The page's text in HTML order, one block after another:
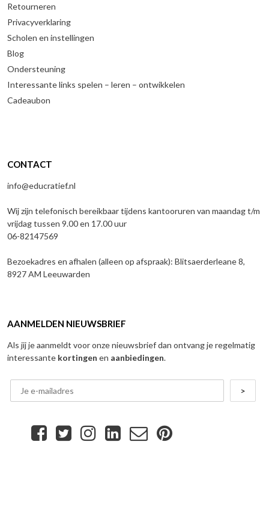
Retourneren
Privacyverklaring
Scholen en instellingen
Blog
Ondersteuning
Interessante links spelen – leren – ontwikkelen
Cadeaubon
CONTACT
info@educratief.nl
Wij zijn telefonisch bereikbaar tijdens kantooruren van maandag t/m
vrijdag tussen 9.00 en 17.00 uur
06-82147569
Bezoekadres en afhalen (alleen op afspraak): Blitsaerderleane 8,
8927 AM Leeuwarden
AANMELDEN NIEUWSBRIEF
Als jij je aanmeldt voor onze nieuwsbrief dan ontvang je regelmatig
interessante kortingen en aanbiedingen.